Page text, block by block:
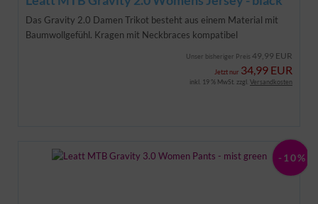
Das Gravity 2.0 Damen Trikot besteht aus einem Material mit
Baumwollgefühl. Kragen mit Neckbraces kompatibel
Unser bisheriger Preis 49,99 EUR
Jetzt nur 34,99 EUR
inkl. 19 % MwSt. zzgl. Versandkosten
-10%